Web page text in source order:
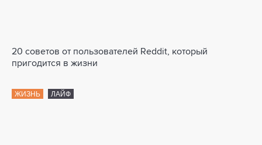
20 советов от пользователей Reddit, который
пригодится в жизни
ЖИЗНЬ ЛАЙФ